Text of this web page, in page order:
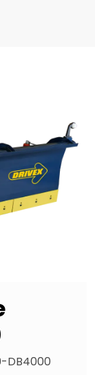
DB4000